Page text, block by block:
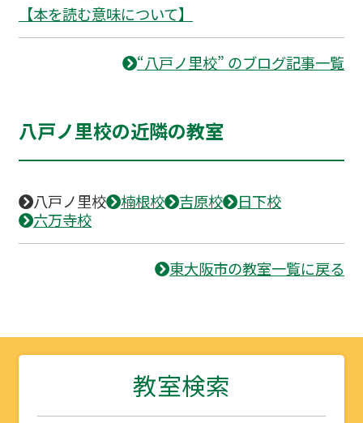
【本を読む意味について】
“八戸ノ里校” のブログ記事一覧
八戸ノ里校の近隣の教室
八戸ノ里校 楠根校 吉原校
日下校
六万寺校
東大阪市の教室一覧に戻る
教室検索